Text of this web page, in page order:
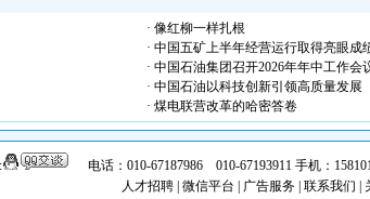
· 像红柳一样扎根
· 中国五矿上半年经营运行取得亮眼成
· 中国石油集团召开2026年年中工作会
· 中国石油以科技创新引领高质量发展
· 煤电联营改革的哈密答卷
电话：010-67187986 010-67193911 手机：
人才招聘 微信平台 广告服务 联系我们